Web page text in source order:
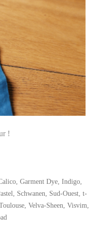
!
Garment Dye Indigo
Schwanen Sud-Ouest t-
, Velva-Sheen Visvim